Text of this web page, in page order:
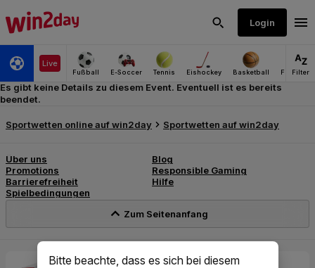
Bitte beachte, dass es sich bei diesem
Es gibt keine Details zu diesem Event. Eventuell ist es bereits
beendet.